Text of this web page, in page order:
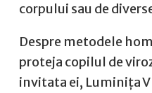
corpului sau de
Despre metodele
proteja copilul de
invitata ei, Luminița